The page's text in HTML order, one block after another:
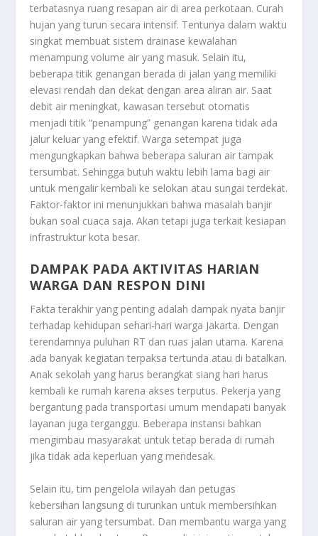
terbatasnya ruang resapan air di area perkotaan. Curah
hujan yang turun secara intensif. Tentunya dalam waktu
singkat membuat sistem drainase kewalahan
menampung volume air yang masuk. Selain itu,
beberapa titik genangan berada di jalan yang memiliki
elevasi rendah dan dekat dengan area aliran air. Saat
debit air meningkat, kawasan tersebut otomatis
menjadi titik “penampung” genangan karena tidak ada
jalur keluar yang efektif. Warga setempat juga
mengungkapkan bahwa beberapa saluran air tampak
tersumbat. Sehingga butuh waktu lebih lama bagi air
untuk mengalir kembali ke selokan atau sungai terdekat.
Faktor-faktor ini menunjukkan bahwa masalah banjir
bukan soal cuaca saja. Akan tetapi juga terkait kesiapan
infrastruktur kota besar.
DAMPAK PADA AKTIVITAS HARIAN
WARGA DAN RESPON DINI
Fakta terakhir yang penting adalah dampak nyata banjir
terhadap kehidupan sehari-hari warga Jakarta. Dengan
terendamnya puluhan RT dan ruas jalan utama. Karena
ada banyak kegiatan terpaksa tertunda atau di batalkan.
Anak sekolah yang harus berangkat siang hari harus
kembali ke rumah karena akses terputus. Pekerja yang
bergantung pada transportasi umum mendapati banyak
layanan juga terganggu. Beberapa instansi bahkan
mengimbau masyarakat untuk tetap berada di rumah
jika tidak ada keperluan yang mendesak.
Selain itu, tim pengelola wilayah dan petugas
kebersihan langsung di turunkan untuk membersihkan
saluran air yang tersumbat. Dan membantu warga yang